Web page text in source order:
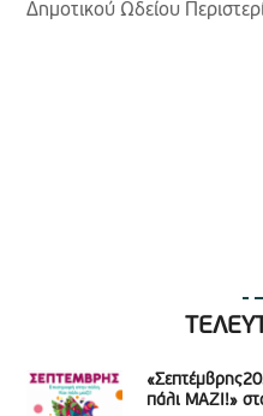
Δημοτικού Ωδείου
πάλι ΜΑΖΙ!»